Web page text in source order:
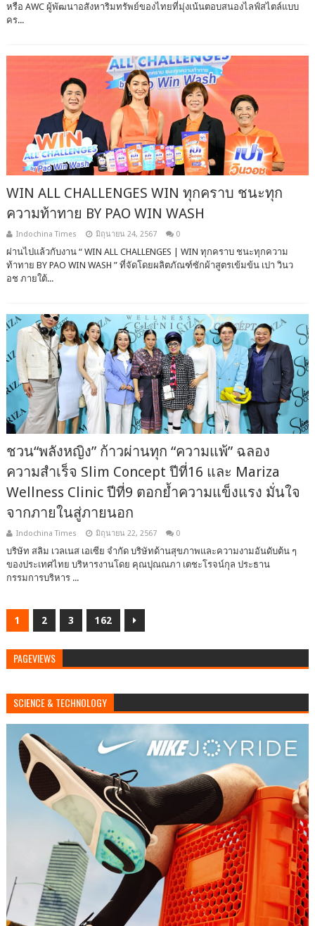
หรือ AWC ผู้พัฒนาอสังหาริมทรัพย์ของไทยที่มุ่งเน้นตอบสนองไลฟ์สไตล์แบบ
คร...
WIN ALL CHALLENGES WIN ทุกคราบ ชนะทุก
ความท้าทาย BY PAO WIN WASH
Indochina Times มิถุนายน 24, 2567 0
ผ่านไปแล้วกับงาน “ WIN ALL CHALLENGES | WIN ทุกคราบ ชนะทุกความ
ท้าทาย BY PAO WIN WASH ” ที่จัดโดยผลิตภัณฑ์ซักผ้าสูตรเข้มข้น เปา วินว
อช ภายใต้...
ชวน“พลังหญิง” ก้าวผ่านทุก “ความแพ้” ฉลอง
ความสำเร็จ Slim Concept ปีที่16 และ Mariza
Wellness Clinic ปีที่9 ตอกย้ำความแข็งแรง มั่นใจ
จากภายในสู่ภายนอก
Indochina Times มิถุนายน 22, 2567 0
บริษัท สลิม เวลเนส เอเซีย จำกัด บริษัทด้านสุขภาพและความงามอันดับต้น ๆ
ของประเทศไทย บริหารงานโดย คุณปุณณภา เตชะโรจน์กุล ประธาน
กรรมการบริหาร ...
1 2 3 162
PAGEVIEWS
SCIENCE & TECHNOLOGY